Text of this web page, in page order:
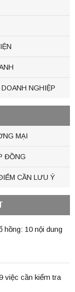
NGHIỆP
MẠI
ĐỒNG
CẦN LƯU Ý
hồng: 10 nội dung
việc cần kiểm tra